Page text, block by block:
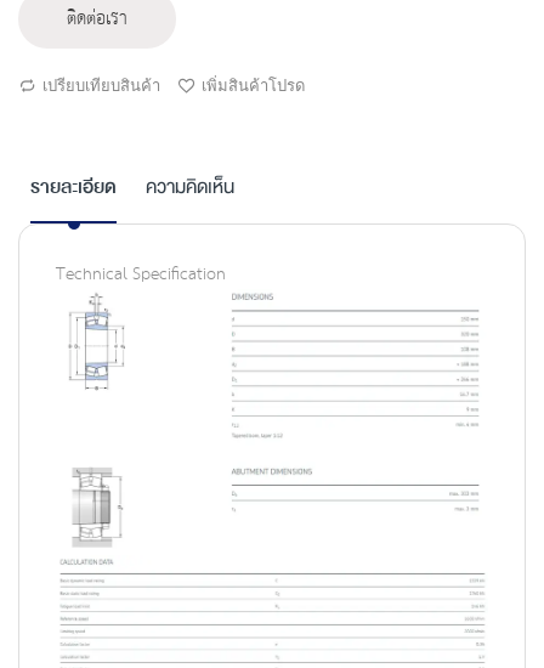
ติดต่อเรา
เปรียบเทียบสินค้า เพิ่มสินค้าโปรด
รายละเอียด
Technical Specification
ความคิดเห็น